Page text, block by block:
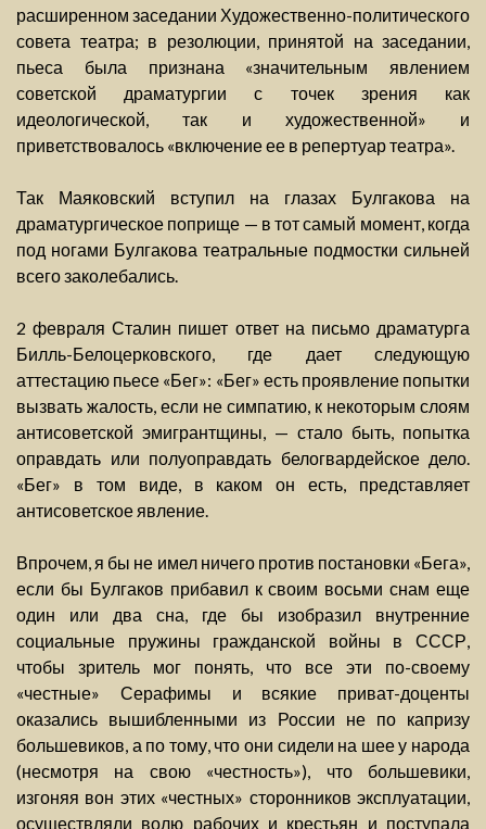
расширенном заседании Художественно-политического
совета театра; в резолюции, принятой на заседании,
пьеса была признана «значительным явлением
советской драматургии с точек зрения как
идеологической, так и художественной» и
приветствовалось «включение ее в репертуар театра».
Так Маяковский вступил на глазах Булгакова на
драматургическое поприще — в тот самый момент, когда
под ногами Булгакова театральные подмостки сильней
всего заколебались.
2 февраля Сталин пишет ответ на письмо драматурга
Билль-Белоцерковского, где дает следующую
аттестацию пьесе «Бег»: «Бег» есть проявление попытки
вызвать жалость, если не симпатию, к некоторым слоям
антисоветской эмигрантщины, — стало быть, попытка
оправдать или полуоправдать белогвардейское дело.
«Бег» в том виде, в каком он есть, представляет
антисоветское явление.
Впрочем, я бы не имел ничего против постановки «Бега»,
если бы Булгаков прибавил к своим восьми снам еще
один или два сна, где бы изобразил внутренние
социальные пружины гражданской войны в СССР,
чтобы зритель мог понять, что все эти по-своему
«честные» Серафимы и всякие приват-доценты
оказались вышибленными из России не по капризу
большевиков, а по тому, что они сидели на шее у народа
(несмотря на свою «честность»), что большевики,
изгоняя вон этих «честных» сторонников эксплуатации,
осуществляли волю рабочих и крестьян и поступала